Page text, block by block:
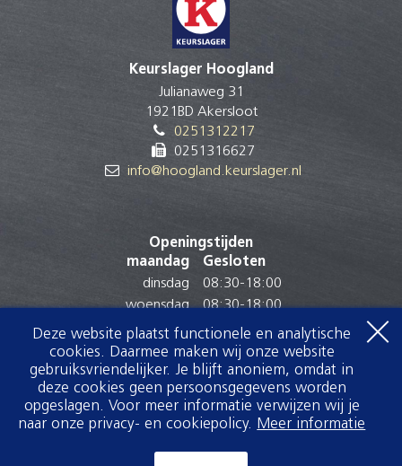
Keurslager Hoogland
Julianaweg 31
1921BD Akersloot
0251312217
0251316627
info@hoogland.keurslager.nl
Openingstijden
maandag
Gesloten
dinsdag
08:30-18:00
woensdag
08:30-18:00
donderdag
08:30 -
vrijdag
08:30- 18:00
zaterdag
08:00-16:00
zondag
Gesloten
Deze website plaatst functionele en analytische
cookies. Daarmee maken wij onze website
gebruiksvriendelijker. Je blijft anoniem, omdat in
deze cookies geen persoonsgegevens worden
opgeslagen. Voor meer informatie verwijzen wij je
naar onze privacy- en cookiepolicy. Meer informatie